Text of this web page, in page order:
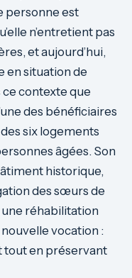
personne est
n’entretient pas
et aujourd’hui,
en situation de
ce contexte que
des bénéficiaires
des six logements
âgées. Son
historique,
des sœurs de
une réhabilitation
vocation :
tout en préservant